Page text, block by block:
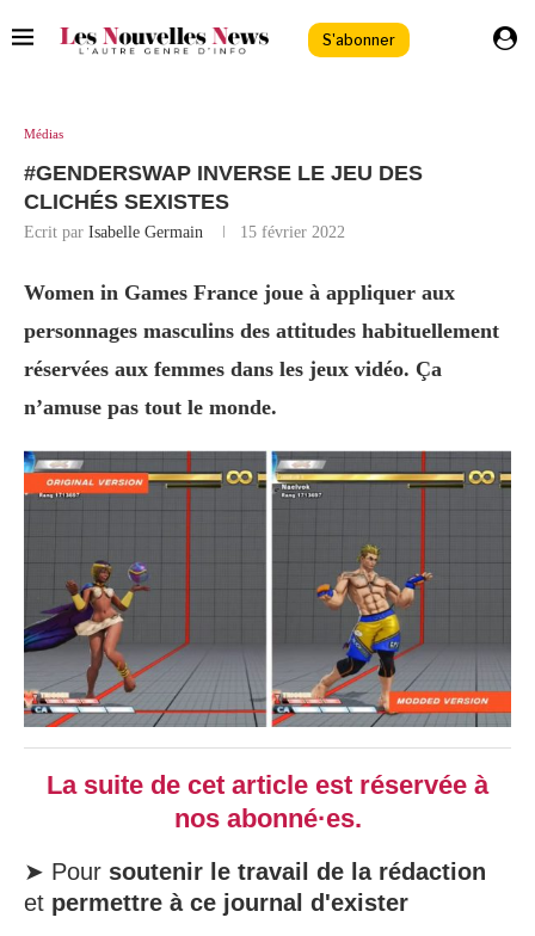
S'abonner
Médias
#GENDERSWAP INVERSE LE JEU DES
CLICHÉS SEXISTES
Ecrit par Isabelle Germain 15 février 2022
Women in Games France joue à appliquer aux
personnages masculins des attitudes habituellement
réservées aux femmes dans les jeux vidéo. Ça
n’amuse pas tout le monde.
La suite de cet article est réservée à
nos abonné·es.
➤ Pour soutenir le travail de la rédaction
et permettre à ce journal d'exister